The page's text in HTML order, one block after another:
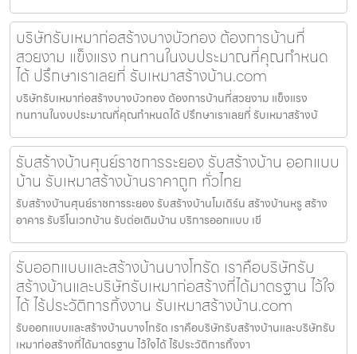
บริษัทรับเหมาก่อสร้างบางบัวทอง ต้องการบ้านที่
สวยงาม แข็งแรง ทนทานในงบประมาณที่คุณกำหนด
ได้ ปรึกษาเราเลยที่ รับเหมาสร้างบ้าน.com
บริษัทรับเหมาก่อสร้างบางบัวทอง ต้องการบ้านที่สวยงาม แข็งแรง
ทนทานในงบประมาณที่คุณกำหนดได้ ปรึกษาเราเลยที่ รับเหมาสร้างบ้
รับสร้างบ้านศุนย์ราชการระยอง รับสร้างบ้าน ออกแบบ
บ้าน รับเหมาสร้างบ้านราคาถูก ทั่วไทย
รับสร้างบ้านศุนย์ราชการระยอง รับสร้างบ้านโมเดิร์น สร้างบ้านหรู สร้าง
อาคาร รับรีโนเวทบ้าน รับต่อเติมบ้าน บริการออกแบบ เขี
รับออกแบบและสร้างบ้านบางโทรัด เราคือบริษัทรับ
สร้างบ้านและบริษัทรับเหมาก่อสร้างที่ได้มาตรฐาน ไว้ใจ
ได้ ไร้ประวัติการทิ้งงาน รับเหมาสร้างบ้าน.com
รับออกแบบและสร้างบ้านบางโทรัด เราคือบริษัทรับสร้างบ้านและบริษัทรับ
เหมาก่อสร้างที่ได้มาตรฐาน ไว้ใจได้ ไร้ประวัติการทิ้งงา